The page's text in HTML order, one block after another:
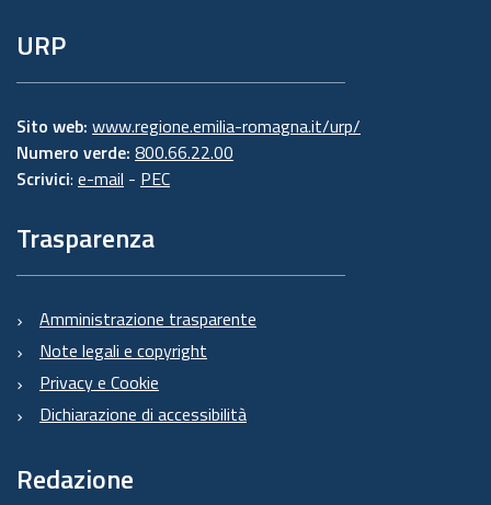
URP
Sito web: www.regione.emilia-romagna.it/urp/
Numero verde: 800.66.22.00
Scrivici: e-mail - PEC
Trasparenza
Amministrazione trasparente
Note legali e copyright
Privacy e Cookie
Dichiarazione di accessibilità
Redazione